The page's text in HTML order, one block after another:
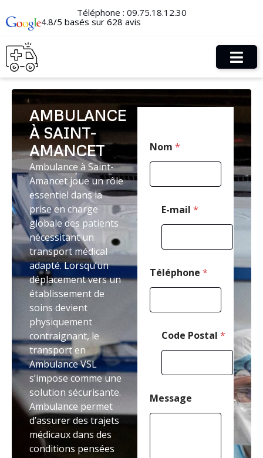
Téléphone : 09.75.18.12.30
4.8/5 basés sur 628 avis
AMBULANCE
À SAINT-
AMANCET
Ambulance à Saint-
Amancet joue un rôle
essentiel dans la
prise en charge
globale des patients
nécessitant un
transport médical
adapté. Lorsqu’un
déplacement vers un
établissement de
soins devient
physiquement
contraignant, le
transport en
Ambulance VSL
s’impose comme une
solution sécurisante.
Ambulance permet
d’assurer des trajets
médicaux dans des
conditions pensées
Nom *
E-mail *
Téléphone *
E
-
a
i
l
*
M
g
e
Code Postal *
Message